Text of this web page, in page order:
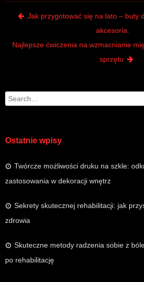
Search
Ostatnie wpisy
Twórcze możliwości druku na szkle:
zastosowania w dekoracji wnętrz
Sekrety skutecznej rehabilitacji: jak
zdrowia
Skuteczne metody radzenia sobie z
po rehabilitację
Post navigation
Jak przygotować się na lato – buty
akcesoria.
Najlepsze ćwiczenia na wzmacnianie
sprzętu